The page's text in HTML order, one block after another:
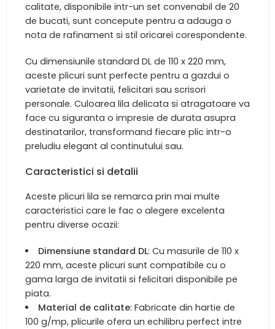
calitate, disponibile intr-un set convenabil de 20
de bucati, sunt concepute pentru a adauga o
nota de rafinament si stil oricarei corespondente.
Cu dimensiunile standard DL de 110 x 220 mm,
aceste plicuri sunt perfecte pentru a gazdui o
varietate de invitatii, felicitari sau scrisori
personale. Culoarea lila delicata si atragatoare va
face cu siguranta o impresie de durata asupra
destinatarilor, transformand fiecare plic intr-o
preludiu elegant al continutului sau.
Caracteristici si detalii
Aceste plicuri lila se remarca prin mai multe
caracteristici care le fac o alegere excelenta
pentru diverse ocazii:
Dimensiune standard DL: Cu masurile de 110 x
220 mm, aceste plicuri sunt compatibile cu o
gama larga de invitatii si felicitari disponibile pe
piata.
Material de calitate: Fabricate din hartie de
100 g/mp, plicurile ofera un echilibru perfect intre